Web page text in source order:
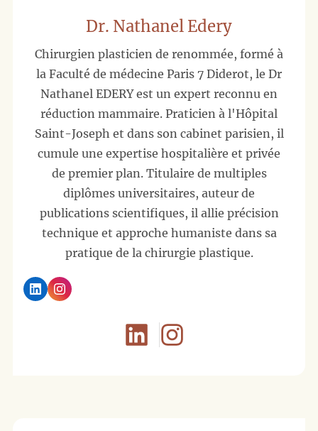
Dr. Nathanel Edery
Chirurgien plasticien de renommée, formé à
la Faculté de médecine Paris 7 Diderot, le Dr
Nathanel EDERY est un expert reconnu en
réduction mammaire. Praticien à l'Hôpital
Saint-Joseph et dans son cabinet parisien, il
cumule une expertise hospitalière et privée
de premier plan. Titulaire de multiples
diplômes universitaires, auteur de
publications scientifiques, il allie précision
technique et approche humaniste dans sa
pratique de la chirurgie plastique.